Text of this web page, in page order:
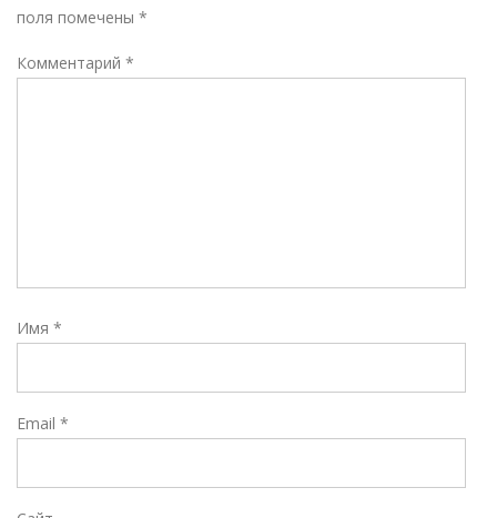
поля помечены *
Комментарий *
Имя *
Email *